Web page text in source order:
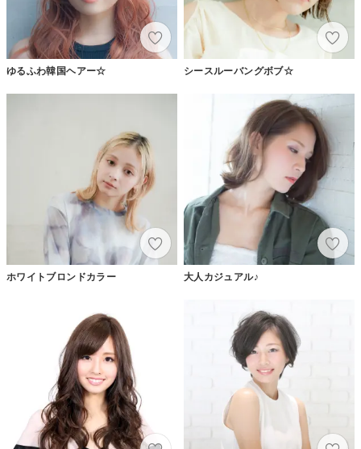
ゆるふわ韓国ヘアー☆ シースルーバングボブ☆
ホワイトブロンドカラー 大人カジュアル♪